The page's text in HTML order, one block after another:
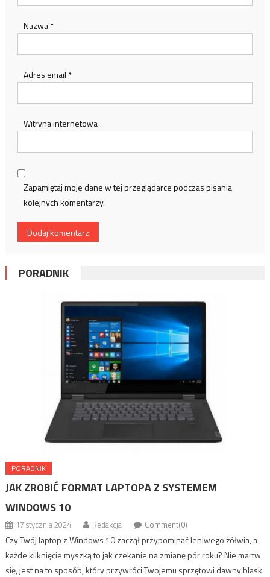
Nazwa*
Adres email *
Witryna internetowa
Zapamiętaj moje dane w tej przeglądarce podczas pisania
kolejnych komentarzy.
PORADNIK
PORADNIK
JAK ZROBIĆ FORMAT LAPTOPA Z SYSTEMEM
WINDOWS 10
17 stycznia 2024 Redakcja Comment(0)
Czy Twój laptop z Windows 10 zaczął przypominać leniwego żółwia, a
każde kliknięcie myszką to jak czekanie na zmianę pór roku? Nie martw
się, jest na to sposób, który przywróci Twojemu sprzętowi dawny blask